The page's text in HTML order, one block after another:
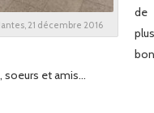
21 décembre 2016
de
soeurs et amis…